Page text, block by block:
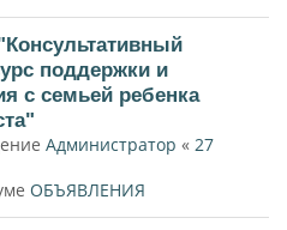
поддержки и
с семьей ребенка
Администратор « 27
ОБЪЯВЛЕНИЯ